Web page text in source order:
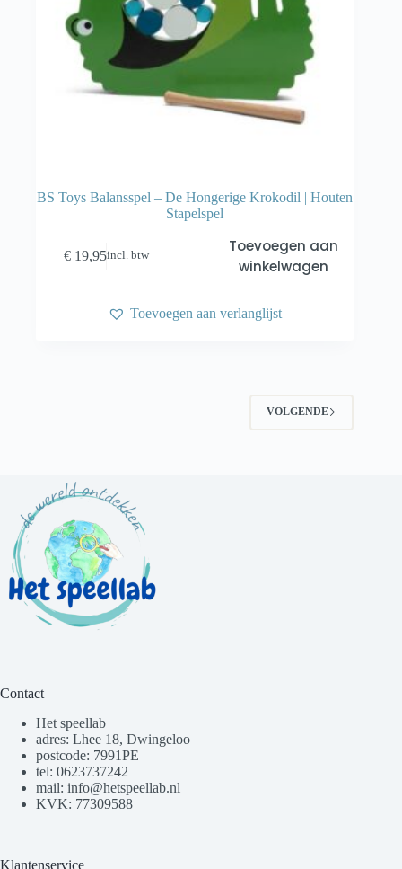
BS Toys Balansspel – De Hongerige Krokodil | Houten
Stapelspel
€ 19,95incl. btw
Toevoegen aan
winkelwagen
Toevoegen aan verlanglijst
VOLGENDE
Contact
Het speellab
adres: Lhee 18, Dwingeloo
postcode: 7991PE
tel: 0623737242
mail: info@hetspeellab.nl
KVK: 77309588
Klantenservice